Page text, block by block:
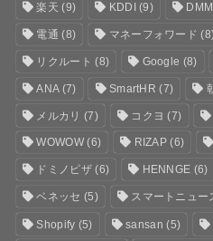
楽天 (9) KDDI (9) DMM
電通 (8) マネーフォワード
リクルート (8) Google (8)
ANA(7) SmartHR (7)
メルカリ (7) コクヨ (7)
WOWOW(6) RIZAP (6)
ドミノピザ(6) HENNGE (6)
ベネッセ (5) スマートニュー
Shopify (5) sansan (5)